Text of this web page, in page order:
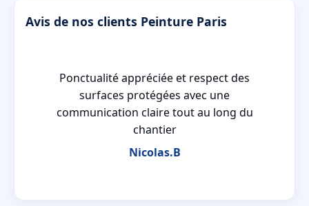
Avis de nos clients Peinture Paris
Ponctualité appréciée et respect des
surfaces protégées avec une
communication claire tout au long du
chantier
Nicolas.B